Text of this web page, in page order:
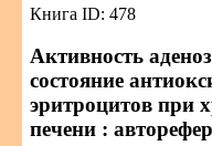
Книга ID: 478
Активность
состояние
эритроцитов при
печени :